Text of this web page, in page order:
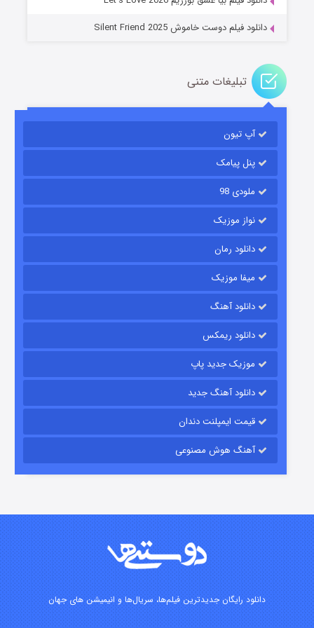
رویایی برای تو
قسمت۱۵ (دوبله) منتشر شد
قسمت۲ (دوبله) منتشر شد
دانلود فیلم دوست خاموش Silent Friend 2025
تبلیغات متنی
آپ تیون
پنل پیامک
ملودی 98
نواز موزیک
دانلود رمان
میفا موزیک
دانلود آهنگ
دانلود ریمکس
موزیک جدید پاپ
دانلود آهنگ جدید
قیمت ایمپلنت دندان
آهنگ هوش مصنوعی
دانلود رایگان جدیدترین فیلم‌ها، سریال‌ها و انیمیشن های جهان